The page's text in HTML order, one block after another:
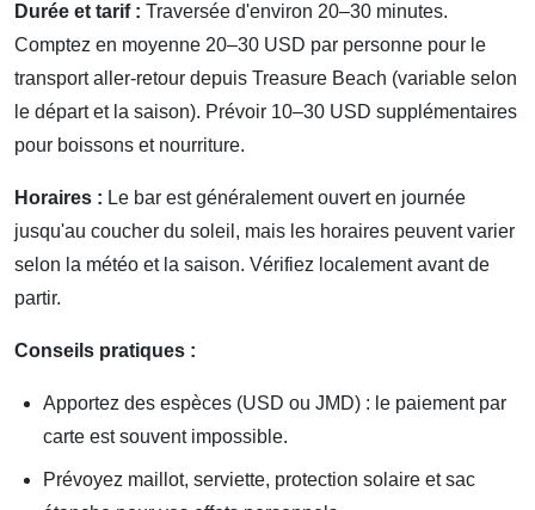
Durée et tarif : Traversée d'environ 20–30 minutes.
Comptez en moyenne 20–30 USD par personne pour le
transport aller-retour depuis Treasure Beach (variable selon
le départ et la saison). Prévoir 10–30 USD supplémentaires
pour boissons et nourriture.
Horaires : Le bar est généralement ouvert en journée
jusqu'au coucher du soleil, mais les horaires peuvent varier
selon la météo et la saison. Vérifiez localement avant de
partir.
Conseils pratiques :
Apportez des espèces (USD ou JMD) : le paiement par
carte est souvent impossible.
Prévoyez maillot, serviette, protection solaire et sac